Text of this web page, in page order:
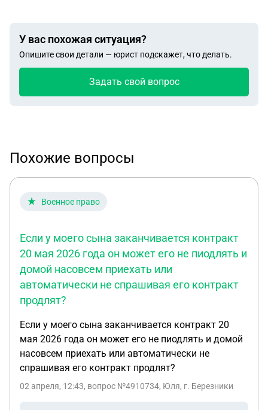
У вас похожая ситуация?
Опишите свои детали — юрист подскажет, что делать.
Задать свой вопрос
Похожие вопросы
Военное право
Если у моего сына заканчивается контракт
20 мая 2026 года он может его не пиодлять и
домой насовсем приехать или
автоматически не спрашивая его контракт
продлят?
Если у моего сына заканчивается контракт 20
мая 2026 года он может его не пиодлять и домой
насовсем приехать или автоматически не
спрашивая его контракт продлят?
02 апреля, 12:43, вопрос №4910734, Юля, г. Березники